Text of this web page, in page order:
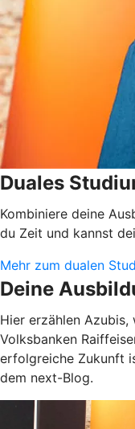
Duales
Kombiniere deine
du Zeit und kannst
Mehr zum dualen
Deine
Hier erzählen
Volksbanken
erfolgreiche Zukunft
dem next-Blog.